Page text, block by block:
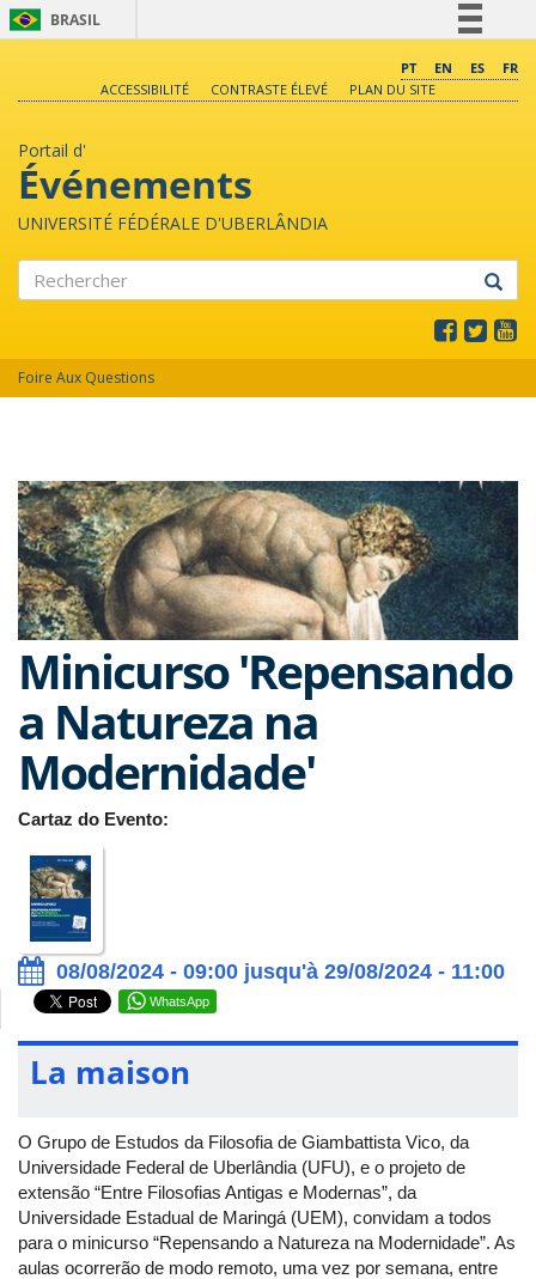
BRASIL
Comunica BR
PT EN ES
FR
ACCESSIBILITÉ
CONTRASTE ÉLEVÉ PLAN DU SITE
Portail d'
Événements
UNIVERSITÉ FÉDÉRALE D'UBERLÂNDIA
Foire Aux Questions
Minicurso 'Repensando
a Natureza na
Modernidade'
Cartaz do Evento:
08/08/2024 - 09:00 jusqu'à 29/08/2024 - 11:00
WhatsApp
La maison
O Grupo de Estudos da Filosofia de Giambattista Vico, da
Universidade Federal de Uberlândia (UFU), e o projeto de
extensão “Entre Filosofias Antigas e Modernas”, da
Universidade Estadual de Maringá (UEM), convidam a todos
para o minicurso “Repensando a Natureza na Modernidade”. As
aulas ocorrerão de modo remoto, uma vez por semana, entre